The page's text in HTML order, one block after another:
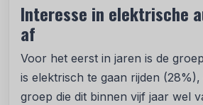
Interesse in elektrische
af
Voor het eerst in jaren is de
is elektrisch te gaan rijden
groep die dit binnen vijf jaar wel